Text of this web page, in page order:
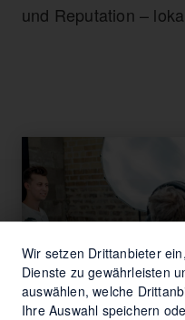
und Reputation –
Wir setzen Drittanbieter
Dienste zu gewährleisten
auswählen, welche
Ihre Auswahl speichern